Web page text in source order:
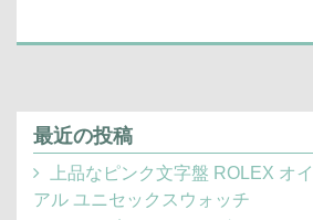
最近の投稿
上品なピンク文字盤 ROLEX オ
アル ユニセックスウォッチ